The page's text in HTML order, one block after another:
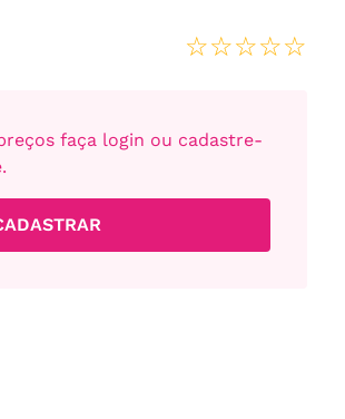
☆☆☆☆☆
faça login ou cadastre-